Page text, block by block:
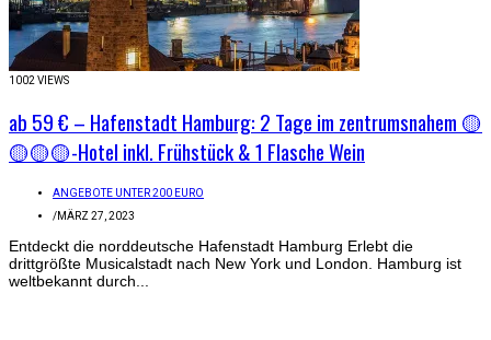
1002 VIEWS
ab 59 € – Hafenstadt Hamburg: 2 Tage im zentrumsnahem 🟡
🟡🟡🟡-Hotel inkl. Frühstück & 1 Flasche Wein
ANGEBOTE UNTER 200 EURO
/MÄRZ 27, 2023
Entdeckt die norddeutsche Hafenstadt Hamburg Erlebt die
drittgrößte Musicalstadt nach New York und London. Hamburg ist
weltbekannt durch...